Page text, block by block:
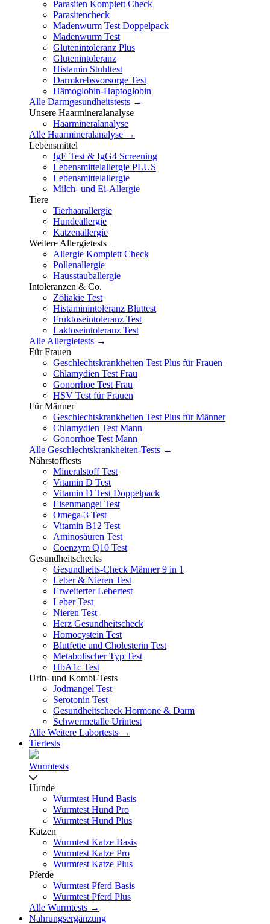
Parasiten Komplett Check
Parasitencheck
Madenwurm Test Doppelpack
Madenwurm Test
Glutenintoleranz Plus
Glutenintoleranz
Histamin Stuhltest
Darmkrebsvorsorge Test
Hämoglobin-Haptoglobin
Alle Darmgesundheitstests →
Unsere Haarmineralanalyse
Haarmineralanalyse
Alle Haarmineralanalyse →
Lebensmittel
IgE Test & IgG4 Screening
Lebensmittelallergie PLUS
Lebensmittelallergie
Milch- und Ei-Allergie
Tiere
Tierhaarallergie
Hundeallergie
Katzenallergie
Weitere Allergietests
Allergie Komplett Check
Pollenallergie
Hausstauballergie
Intoleranzen & Co.
Zöliakie Test
Histaminintoleranz Bluttest
Fruktoseintoleranz Test
Laktoseintoleranz Test
Alle Allergietests →
Für Frauen
Geschlechtskrankheiten Test Plus für Frauen
Chlamydien Test Frau
Gonorrhoe Test Frau
HSV Test für Frauen
Für Männer
Geschlechtskrankheiten Test Plus für Männer
Chlamydien Test Mann
Gonorrhoe Test Mann
Alle Geschlechtskrankheiten-Tests →
Nährstofftests
Mineralstoff Test
Vitamin D Test
Vitamin D Test Doppelpack
Eisenmangel Test
Omega-3 Test
Vitamin B12 Test
Aminosäuren Test
Coenzym Q10 Test
Gesundheitschecks
Gesundheits-Check Männer 9 in 1
Leber & Nieren Test
Erweiterter Lebertest
Leber Test
Nieren Test
Herz Gesundheitscheck
Homocystein Test
Blutfette und Cholesterin Test
Metabolischer Typ Test
HbA1c Test
Urin- und Kombi-Tests
Jodmangel Test
Serotonin Test
Gesundheitscheck Hormone & Darm
Schwermetalle Urintest
Alle Weitere Labortests →
Tiertests
Wurmtests
Hunde
Wurmtest Hund Basis
Wurmtest Hund Pro
Wurmtest Hund Plus
Katzen
Wurmtest Katze Basis
Wurmtest Katze Pro
Wurmtest Katze Plus
Pferde
Wurmtest Pferd Basis
Wurmtest Pferd Plus
Alle Wurmtests →
Nahrungsergänzung